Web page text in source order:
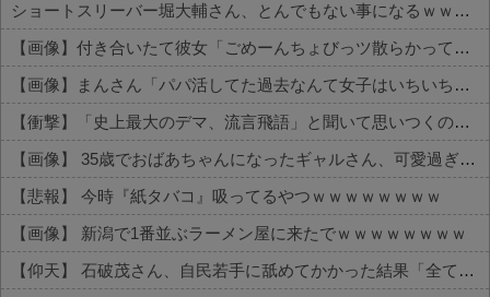
ショートスリーバー堀大輔さん、とんでもない事になるｗｗｗｗｗｗｗｗ
【画像】付き合いたて彼女「ごめーんちょびっツ散らかってるけど上がって～！」←お前らだったらコレ別れるか？？？？？
【画像】まんさん「パパ活してた過去なんて女子はいちいち覚えてないから」
【衝撃】「史上最大のデマ、流言飛語」と聞いて思いつくのは？→大体一致する件w w w w w w w
【画像】 35歳でおばあちゃんになったギャルさん、可愛過ぎて嫉妬不可避w w w w w w w w w w w
【悲報】 今時『紙タバコ』吸ってるやつｗｗｗｗｗｗｗｗ
【画像】 新潟で1番並ぶラーメン屋に来たでｗｗｗｗｗｗｗｗ
【仰天】 石破茂さん、自民若手に舐めてかかった結果「全てを失うｗｗｗｗｗ」